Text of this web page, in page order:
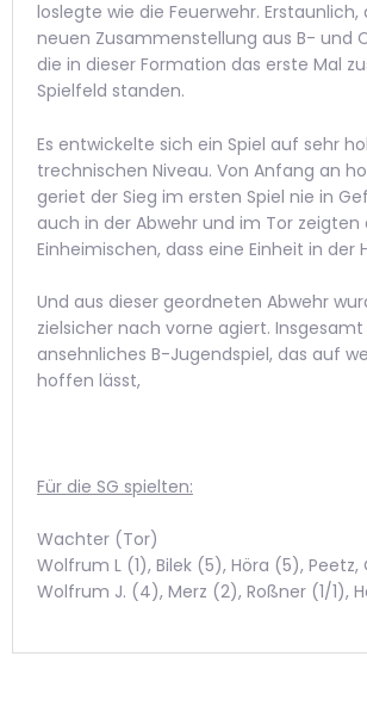
loslegte wie die Feuerwehr.
neuen Zusammenstellung aus B- und
die in dieser Formation das erste Mal
Spielfeld standen.
Es entwickelte sich ein Spiel auf sehr
trechnischen Niveau. Von Anfang an
geriet der Sieg im ersten Spiel nie in
auch in der Abwehr und im Tor zeigten
Einheimischen, dass eine Einheit in der
Und aus dieser geordneten Abwehr
zielsicher nach vorne agiert.
ansehnliches B-Jugendspiel, das auf
hoffen lässt,
Für die SG spielten:
Wachter (Tor)
Wolfrum L (1), Bilek (5), Höra (5), Peetz,
Wolfrum J. (4), Merz (2), Roßner (1/1),